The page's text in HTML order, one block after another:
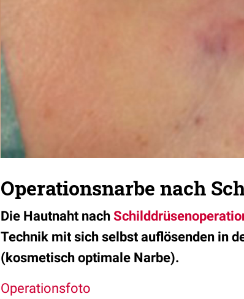
Operationsnarbe nach
Die Hautnaht nach
Technik mit sich selbst auflösenden in
(kosmetisch optimale Narbe).
Operationsfoto